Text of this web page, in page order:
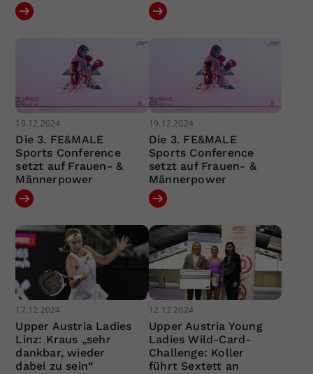
19.12.2024
Die 3. FE&MALE
Sports Conference
setzt auf Frauen- &
Männerpower
19.12.2024
Die 3. FE&MALE
Sports Conference
setzt auf Frauen- &
Männerpower
17.12.2024
Upper Austria Ladies
Linz: Kraus „sehr
dankbar, wieder
dabei zu sein“
12.12.2024
Upper Austria Young
Ladies Wild-Card-
Challenge: Koller
führt Sextett an